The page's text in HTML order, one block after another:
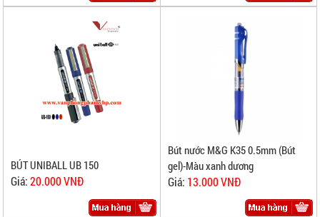
BÚT UNIBALL UB 150
Giá:20.000 VNĐ
Bút nước M&G K35 0.5mm (Bút
gel)-Màu xanh dương
Giá: 13.000 VNĐ